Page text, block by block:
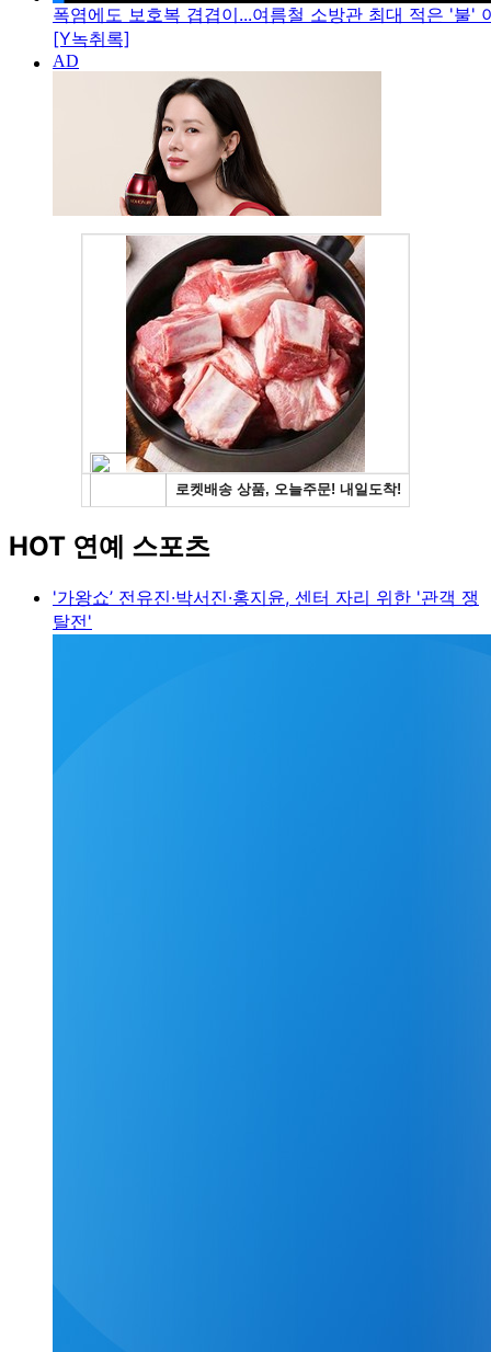
폭염에도 보호복 겹겹이...여름철 소방관 최대 적은 '불'
[Y녹취록]
HOT 연예 스포츠
'가왕쇼’ 전유진·박서진·홍지윤, 센터 자리 위한 '관객 쟁
탈전'